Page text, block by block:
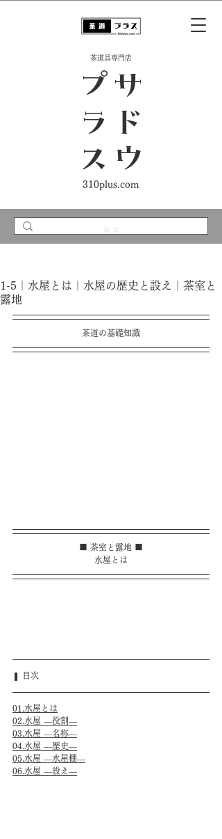
​茶道具専門店
サ
ド
ウ
プ
ラ
ス
310plus.com
1-5｜水屋とは｜水屋の歴史と設え｜茶室と
露地
茶道の基礎知識
■ 茶室と露地 ■
水屋とは
❚ 目次
01.水屋とは
02.水屋 ―役割―
03.水屋 ―名称―
04.水屋 ―歴史―
05.水屋 ―水屋棚―
06.水屋 ―設え―